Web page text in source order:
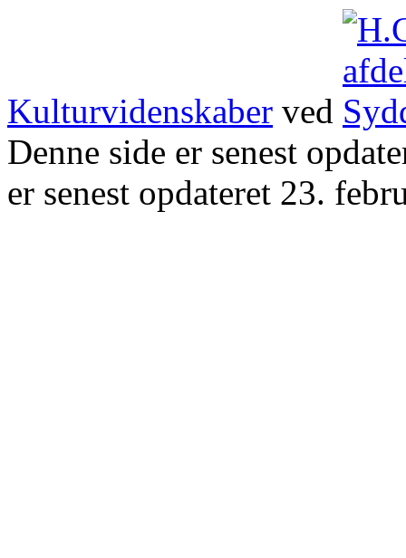
Kulturvidenskaber ved
Denne side er senest
er senest opdateret 23.